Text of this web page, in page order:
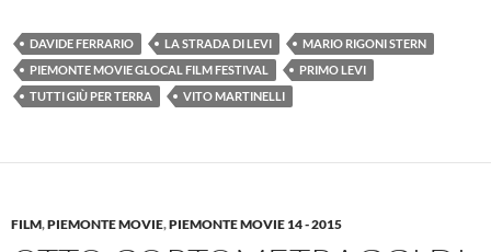
DAVIDE FERRARIO LA STRADA DI LEVI
MARIO RIGONI STERN
PIEMONTE MOVIE GLOCAL FILM FESTIVAL
PRIMO LEVI
TUTTI GIÙ PER TERRA
VITO MARTINELLI
FILM,PIEMONTE MOVIE,PIEMONTE MOVIE 14 - 2015